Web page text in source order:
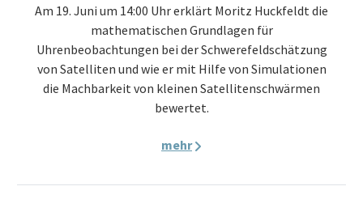
Am 19. Juni um 14:00 Uhr erklärt Moritz Huckfeldt die
mathematischen Grundlagen für
Uhrenbeobachtungen bei der Schwerefeldschätzung
von Satelliten und wie er mit Hilfe von Simulationen
die Machbarkeit von kleinen Satellitenschwärmen
bewertet.
mehr